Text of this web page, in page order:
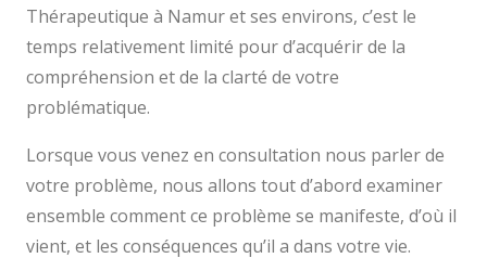
Thérapeutique à Namur et ses environs, c’est le
temps relativement limité pour d’acquérir de la
compréhension et de la clarté de votre
problématique.
Lorsque vous venez en consultation nous parler de
votre problème, nous allons tout d’abord examiner
ensemble comment ce problème se manifeste, d’où il
vient, et les conséquences qu’il a dans votre vie.